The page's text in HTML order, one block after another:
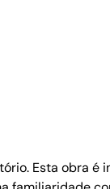
Esta obra